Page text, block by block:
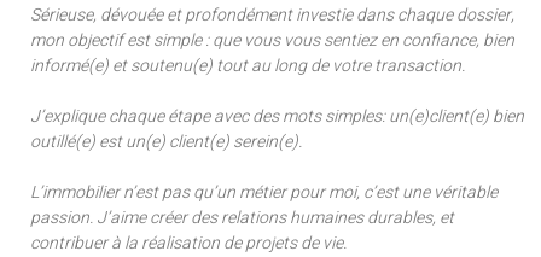
Sérieuse, dévouée et profondément investie dans chaque dossier,
mon objectif est simple : que vous vous sentiez en confiance, bien
informé(e) et soutenu(e) tout au long de votre transaction.
J’explique chaque étape avec des mots simples: un(e)client(e) bien
outillé(e) est un(e) client(e) serein(e).
L’immobilier n’est pas qu’un métier pour moi, c’est une véritable
passion. J’aime créer des relations humaines durables, et
contribuer à la réalisation de projets de vie.